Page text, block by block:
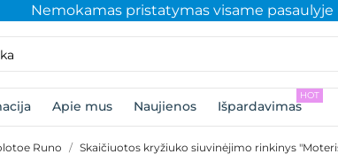
Nemokamas pristatymas visame pasaulyje
Apie mus Naujienos Išpardavimas
HOT
Runo Skaičiuotos kryžiuko siuvinėjimo rinkinys